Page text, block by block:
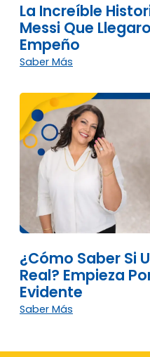
La Increíble
Messi Que
Empeño
Saber Más
¿Cómo Saber Si
Real? Empieza
Evidente
Saber Más